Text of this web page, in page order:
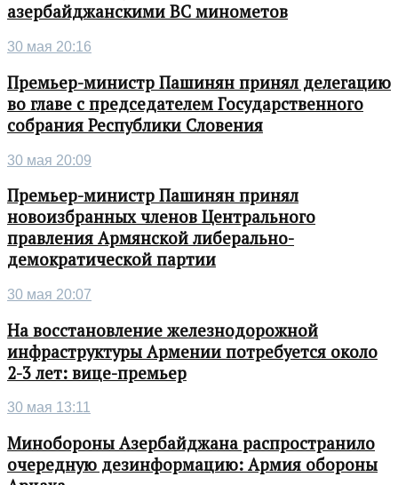
азербайджанскими ВС минометов
30 мая 20:16
Премьер-министр Пашинян принял делегацию
во главе с председателем Государственного
собрания Республики Словения
30 мая 20:09
Премьер-министр Пашинян принял
новоизбранных членов Центрального
правления Армянской либерально-
демократической партии
30 мая 20:07
На восстановление железнодорожной
инфраструктуры Армении потребуется около
2-3 лет: вице-премьер
30 мая 13:11
Минобороны Азербайджана распространило
очередную дезинформацию: Армия обороны